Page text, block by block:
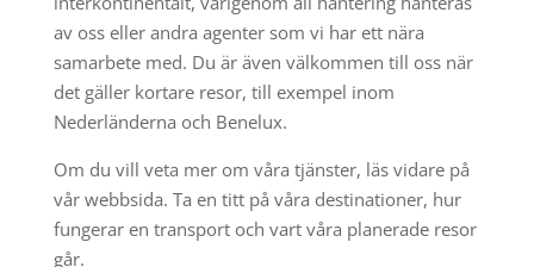
av oss eller andra agenter som vi har ett nära
samarbete med. Du är även välkommen till oss när
det gäller kortare resor, till exempel inom
Nederländerna och Benelux.
Om du vill veta mer om våra tjänster, läs vidare på
vår webbsida. Ta en titt på våra destinationer, hur
fungerar en transport och vart våra planerade resor
går.